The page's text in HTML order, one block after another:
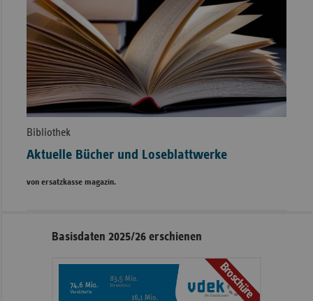
Bibliothek
Aktuelle Bücher und Loseblattwerke
von ersatzkasse magazin.
Seitennavigation
Seitenleiste
Informationen
Basisdaten 2025/26 erschienen
Broschüre